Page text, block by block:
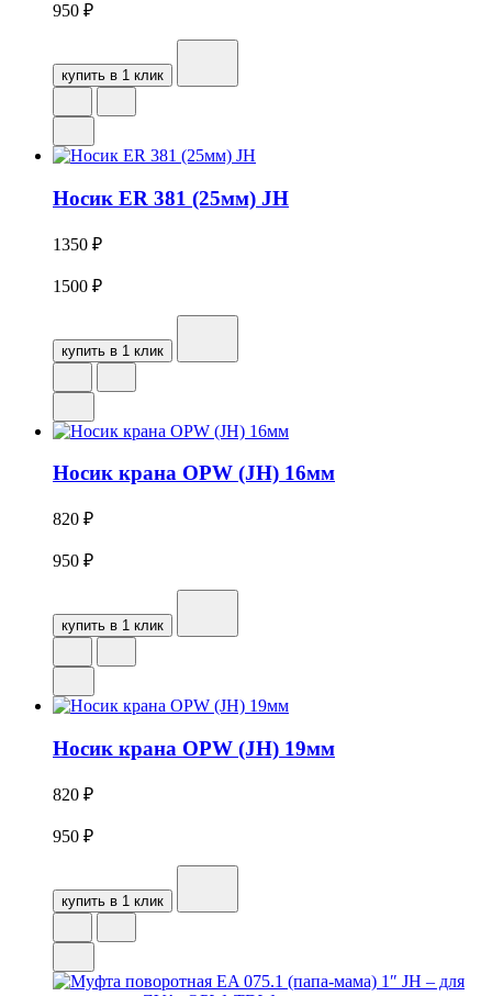
950 ₽
купить в 1 клик
Носик ER 381 (25мм) JH
1350 ₽
1500 ₽
купить в 1 клик
Носик крана OPW (JH) 16мм
820 ₽
950 ₽
купить в 1 клик
Носик крана OPW (JH) 19мм
820 ₽
950 ₽
купить в 1 клик